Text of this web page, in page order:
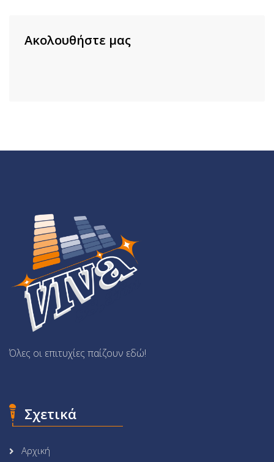
Ακολουθήστε μας
Όλες οι επιτυχίες παίζουν εδώ!
Σχετικά
Αρχική